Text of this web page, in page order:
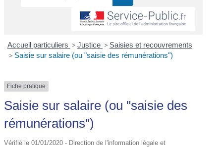
Accueil particuliers > Justice > Saisies et recouvrements
> Saisie sur salaire (ou "saisie des rémunérations")
Fiche pratique
Saisie sur salaire (ou "saisie des
rémunérations")
Vérifié le 01/01/2020 - Direction de l'information légale et